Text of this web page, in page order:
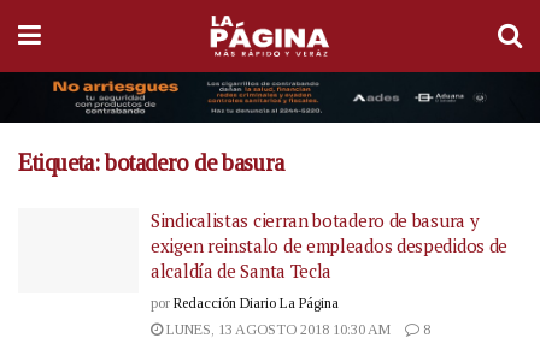
Etiqueta:botadero de basura
Sindicalistas cierran botadero de basura y
exigen reinstalo de empleados despedidos de
alcaldía de Santa Tecla
por Redacción Diario La Página
LUNES, 13 AGOSTO 2018 10:30 AM
8